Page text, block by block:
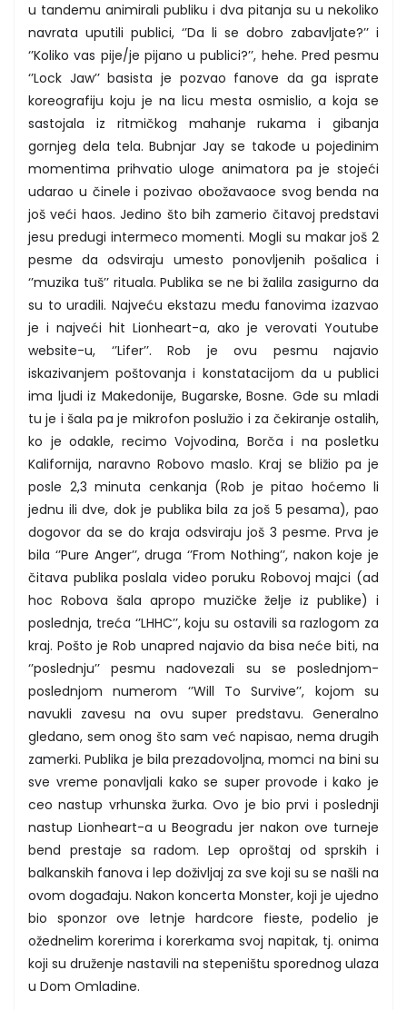
u tandemu animirali publiku i dva pitanja su u nekoliko
navrata uputili publici, ‘’Da li se dobro zabavljate?’’ i
‘’Koliko vas pije/je pijano u publici?’’, hehe. Pred pesmu
‘’Lock Jaw’’ basista je pozvao fanove da ga isprate
koreografiju koju je na licu mesta osmislio, a koja se
sastojala iz ritmičkog mahanje rukama i gibanja
gornjeg dela tela. Bubnjar Jay se takođe u pojedinim
momentima prihvatio uloge animatora pa je stojeći
udarao u činele i pozivao obožavaoce svog benda na
još veći haos. Jedino što bih zamerio čitavoj predstavi
jesu predugi intermeco momenti. Mogli su makar još 2
pesme da odsviraju umesto ponovljenih pošalica i
‘’muzika tuš’’ rituala. Publika se ne bi žalila zasigurno da
su to uradili. Najveću ekstazu među fanovima izazvao
je i najveći hit Lionheart-a, ako je verovati Youtube
website-u, ‘’Lifer’’. Rob je ovu pesmu najavio
iskazivanjem poštovanja i konstatacijom da u publici
ima ljudi iz Makedonije, Bugarske, Bosne. Gde su mladi
tu je i šala pa je mikrofon poslužio i za čekiranje ostalih,
ko je odakle, recimo Vojvodina, Borča i na posletku
Kalifornija, naravno Robovo maslo. Kraj se bližio pa je
posle 2,3 minuta cenkanja (Rob je pitao hoćemo li
jednu ili dve, dok je publika bila za još 5 pesama), pao
dogovor da se do kraja odsviraju još 3 pesme. Prva je
bila ‘’Pure Anger’’, druga ‘’From Nothing’’, nakon koje je
čitava publika poslala video poruku Robovoj majci (ad
hoc Robova šala apropo muzičke želje iz publike) i
poslednja, treća ‘’LHHC’’, koju su ostavili sa razlogom za
kraj. Pošto je Rob unapred najavio da bisa neće biti, na
‘’poslednju’’ pesmu nadovezali su se poslednjom-
poslednjom numerom ‘’Will To Survive’’, kojom su
navukli zavesu na ovu super predstavu. Generalno
gledano, sem onog što sam već napisao, nema drugih
zamerki. Publika je bila prezadovoljna, momci na bini su
sve vreme ponavljali kako se super provode i kako je
ceo nastup vrhunska žurka. Ovo je bio prvi i poslednji
nastup Lionheart-a u Beogradu jer nakon ove turneje
bend prestaje sa radom. Lep oproštaj od sprskih i
balkanskih fanova i lep doživljaj za sve koji su se našli na
ovom događaju. Nakon koncerta Monster, koji je ujedno
bio sponzor ove letnje hardcore fieste, podelio je
ožednelim korerima i korerkama svoj napitak, tj. onima
koji su druženje nastavili na stepeništu sporednog ulaza
u Dom Omladine.